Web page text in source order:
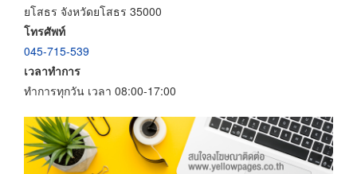
ยโสธร จังหวัดยโสธร 35000
โทรศัพท์
045-715-539
เวลาทำการ
ทำการทุกวัน เวลา 08:00-17:00